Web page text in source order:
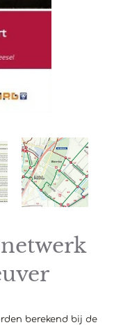
berekend bij de